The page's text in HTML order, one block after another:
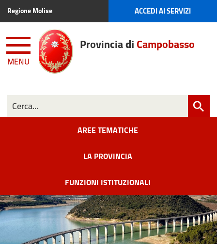
Regione Molise ACCEDI AI SERVIZI
MENU
ProvinciadiCampobasso
AREE TEMATICHE
LA PROVINCIA
FUNZIONI ISTITUZIONALI